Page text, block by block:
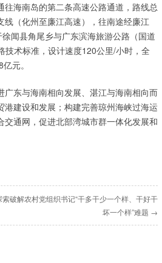
海南岛的第二条高速公路通道，路线总
（化州至廉江高速），往南途经廉江
闻县角尾乡与广东滨海旅游公路（国道
术标准，设计速度120公里/小时，全
元。
东与海南相向发展、湛江与海南相向而
建设和发展；构建完善琼州海峡过海运
通网，促进北部湾城市群一体化发展和
索破解农村党组织书记“干多干少一个样、干好干
坏一个样”难题 →